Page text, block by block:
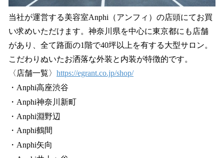
当社が運営する美容室Anphi（アンフィ）の店頭にてお買
い求めいただけます。神奈川県を中心に東京都にも店舗
があり、全て路面の1階で40坪以上を有する大型サロン。
こだわりぬいたお洒落な外装と内装が特徴的です。
〈店舗一覧〉 https://egrant.co.jp/shop/
・Anphi高座渋谷
・Anphi神奈川新町
・Anphi淵野辺
・Anphi鶴間
・Anphi矢向